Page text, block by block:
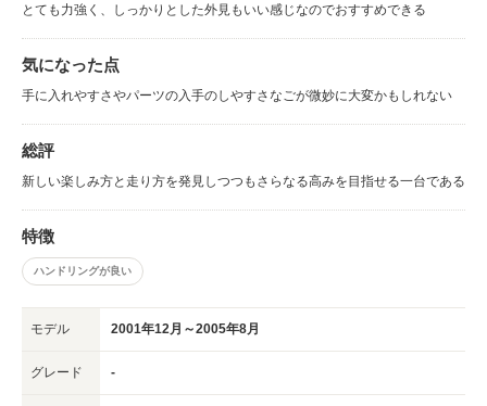
とても力強く、しっかりとした外見もいい感じなのでおすすめできる
気になった点
手に入れやすさやパーツの入手のしやすさなごが微妙に大変かもしれない
総評
新しい楽しみ方と走り方を発見しつつもさらなる高みを目指せる一台である
特徴
ハンドリングが良い
モデル 2001年12月～2005年8月
グレード -